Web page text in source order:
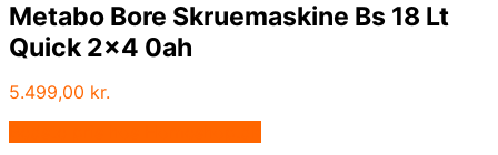
Metabo Bore Skruemaskine Bs 18 Lt
Quick 2×4 0ah
5.499,00 kr.